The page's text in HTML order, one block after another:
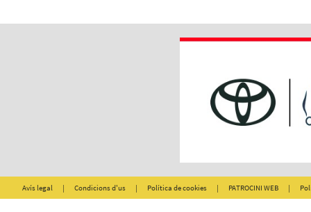
Avís legal | Condicions d'us | Política de cookies | PATROCINI WEB |